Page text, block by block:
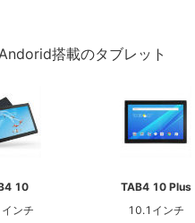
搭載のタブレット
10
ンチ
TAB4 10 Plus
10.1インチ